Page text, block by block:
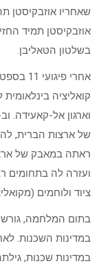
שאחריו אוזבקיסטן
אוזבקיסטן תמיד
בשלטון הטאליבן.
קואליציה
של ארצות הברית,
ראתה במאבק של
ועזרה לה בתחומים
ציוד ולוחמים
בתום המלחמה, גורש
במדינות השכנות.
במדינות שכנות,